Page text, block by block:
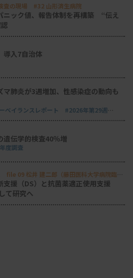
査の現場 #32 山形済生病院
ニック値、報告体制を再構築 “伝え
導入7自治体
マ肺炎が3週増加、性感染症の動向も
ベイランスレポート #2026年第29週
遺伝学的検査40％増
度調査
09 松井 建二郎（藤田医科大学病院臨床
伝子検査室）
支援（DS）と抗菌薬適正使用支援
て研究へ